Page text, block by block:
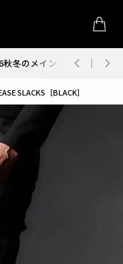
冬のメインコレクションが
SLACKS［BLACK］